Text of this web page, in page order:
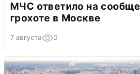
МЧС ответило на
грохоте в Москве
7 августа 0